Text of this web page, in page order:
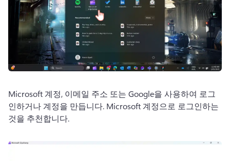
Microsoft 계정, 이메일 주소 또는 Google을 사용하여 로그
인하거나 계정을 만듭니다. Microsoft 계정으로 로그인하는
것을 추천합니다.